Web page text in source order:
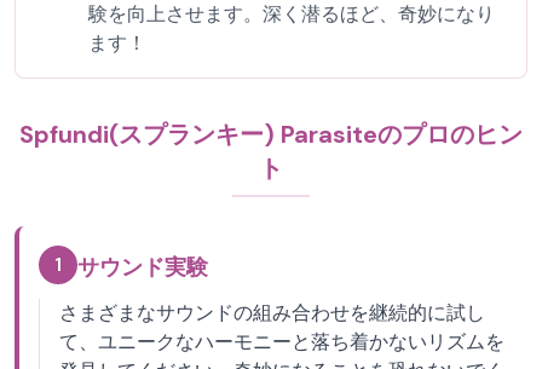
験を向上させます。深く潜るほど、奇妙になり
ます！
Spfundi(スプランキー) Parasiteのプロのヒン
ト
1 サウンド実験
さまざまなサウンドの組み合わせを継続的に試し
て、ユニークなハーモニーと落ち着かないリズムを